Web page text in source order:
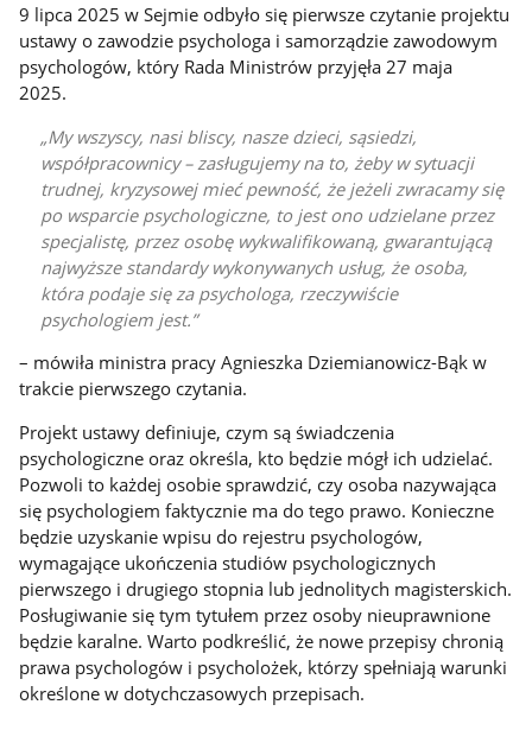
9 lipca 2025 w Sejmie odbyło się pierwsze czytanie projektu
ustawy o zawodzie psychologa i samorządzie zawodowym
psychologów, który Rada Ministrów przyjęła 27 maja
2025.
My wszyscy, nasi bliscy, nasze dzieci, sąsiedzi,
współpracownicy – zasługujemy na to, żeby w sytuacji
trudnej, kryzysowej mieć pewność, że jeżeli zwracamy się
po wsparcie psychologiczne, to jest ono udzielane przez
specjalistę, przez osobę wykwalifikowaną, gwarantującą
najwyższe standardy wykonywanych usług, że osoba,
która podaje się za psychologa, rzeczywiście
psychologiem jest.
– mówiła ministra pracy Agnieszka Dziemianowicz-Bąk w
trakcie pierwszego czytania.
Projekt ustawy definiuje, czym są świadczenia
psychologiczne oraz określa, kto będzie mógł ich udzielać.
Pozwoli to każdej osobie sprawdzić, czy osoba nazywająca
się psychologiem faktycznie ma do tego prawo. Konieczne
będzie uzyskanie wpisu do rejestru psychologów,
wymagające ukończenia studiów psychologicznych
pierwszego i drugiego stopnia lub jednolitych magisterskich.
Posługiwanie się tym tytułem przez osoby nieuprawnione
będzie karalne. Warto podkreślić, że nowe przepisy chronią
prawa psychologów i psycholożek, którzy spełniają warunki
określone w dotychczasowych przepisach.